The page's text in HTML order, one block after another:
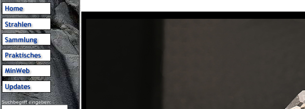
Suchbegriff eingeben: